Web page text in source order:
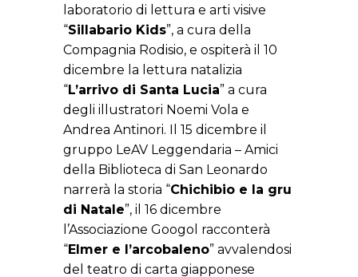
laboratorio di lettura e arti visive
“Sillabario Kids”, a cura della
Compagnia Rodisio, e ospiterà il 10
dicembre la lettura natalizia
“L’arrivo di Santa Lucia” a cura
degli illustratori Noemi Vola e
Andrea Antinori. Il 15 dicembre il
gruppo LeAV Leggendaria – Amici
della Biblioteca di San Leonardo
narrerà la storia “Chichibio e la gru
di Natale”, il 16 dicembre
l’Associazione Googol racconterà
“Elmer e l’arcobaleno” avvalendosi
del teatro di carta giapponese